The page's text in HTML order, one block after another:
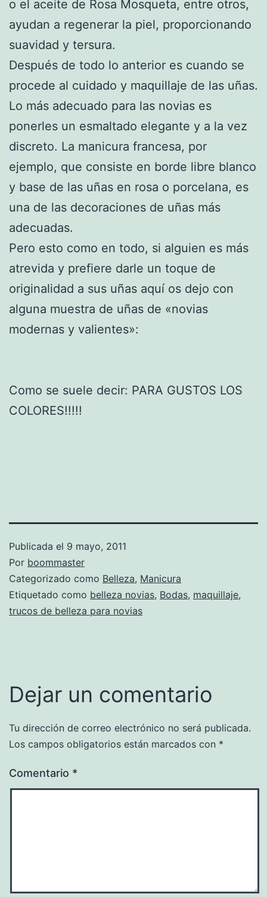
o el aceite de Rosa Mosqueta, entre otros,
ayudan a regenerar la piel, proporcionando
suavidad y tersura.
Después de todo lo anterior es cuando se
procede al cuidado y maquillaje de las uñas.
Lo más adecuado para las novias es
ponerles un esmaltado elegante y a la vez
discreto. La manicura francesa, por
ejemplo, que consiste en borde libre blanco
y base de las uñas en rosa o porcelana, es
una de las decoraciones de uñas más
adecuadas.
Pero esto como en todo, si alguien es más
atrevida y prefiere darle un toque de
originalidad a sus uñas aquí os dejo con
alguna muestra de uñas de «novias
modernas y valientes»:
Como se suele decir: PARA GUSTOS LOS
COLORES!!!!!
Publicada el 9 mayo, 2011
Por boommaster
Categorizado como Belleza, Manicura
Etiquetado como belleza novias, Bodas, maquillaje,
trucos de belleza para novias
Dejar un comentario
Tu dirección de correo electrónico no será publicada.
Los campos obligatorios están marcados con *
Comentario *